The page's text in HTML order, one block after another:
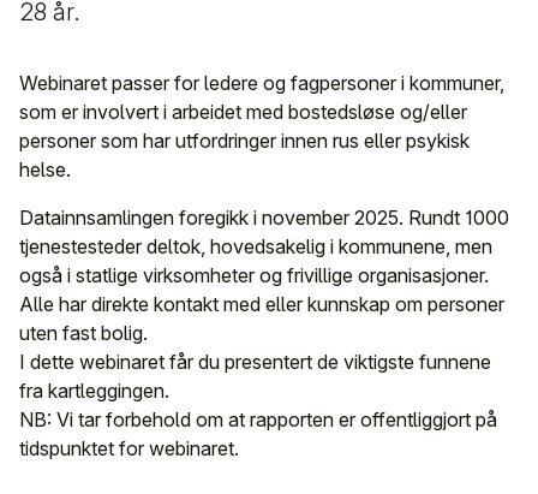
28 år.
Webinaret passer for ledere og fagpersoner i kommuner,
som er involvert i arbeidet med bostedsløse og/eller
personer som har utfordringer innen rus eller psykisk
helse.
Datainnsamlingen foregikk i november 2025. Rundt 1000
tjenestesteder deltok, hovedsakelig i kommunene, men
også i statlige virksomheter og frivillige organisasjoner.
Alle har direkte kontakt med eller kunnskap om personer
uten fast bolig.
I dette webinaret får du presentert de viktigste funnene
fra kartleggingen.
NB: Vi tar forbehold om at rapporten er offentliggjort på
tidspunktet for webinaret.